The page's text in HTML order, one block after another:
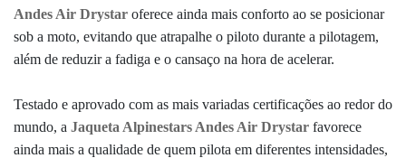
Andes Air Drystar oferece ainda mais conforto ao se posicionar
sob a moto, evitando que atrapalhe o piloto durante a pilotagem,
além de reduzir a fadiga e o cansaço na hora de acelerar.
Testado e aprovado com as mais variadas certificações ao redor do
mundo, a Jaqueta Alpinestars Andes Air Drystar favorece
ainda mais a qualidade de quem pilota em diferentes intensidades,